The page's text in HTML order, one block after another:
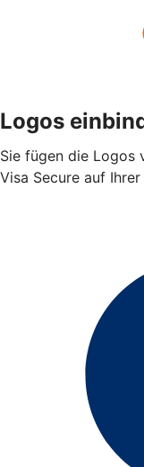
Logos
Sie fügen die Logos
Visa Secure auf Ihrer